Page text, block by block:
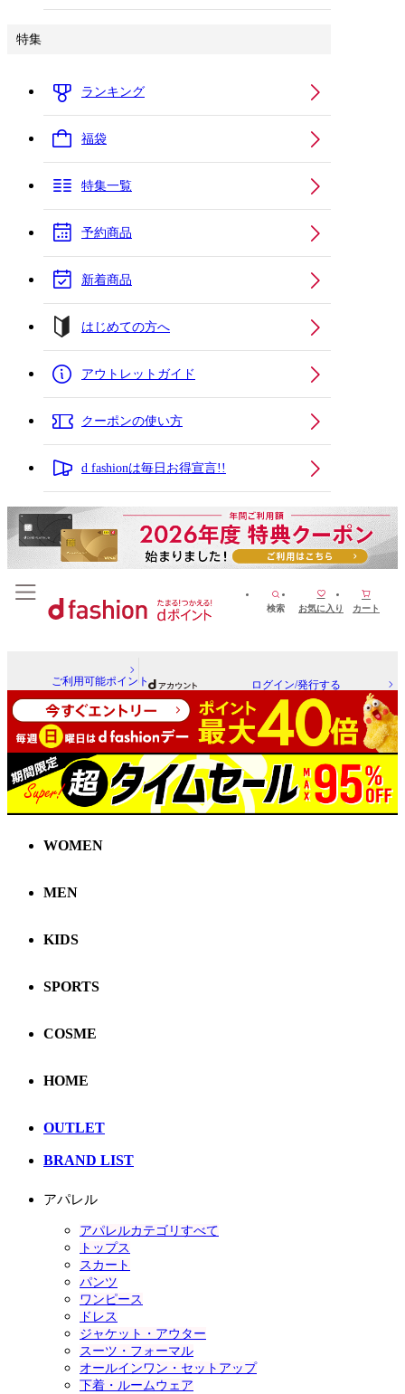
特集
ランキング
福袋
特集一覧
予約商品
新着商品
はじめての方へ
アウトレットガイド
クーポンの使い方
d fashionは毎日お得宣言!!
検索 お気に入り カート
ご利用可能ポイント ログイン/発行する
WOMEN
MEN
KIDS
SPORTS
COSME
HOME
OUTLET
BRAND LIST
アパレル
アパレルカテゴリすべて
トップス
スカート
パンツ
ワンピース
ドレス
ジャケット・アウター
スーツ・フォーマル
オールインワン・セットアップ
下着・ルームウェア